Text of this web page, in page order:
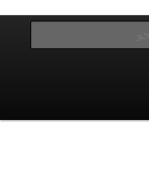
و سیاست